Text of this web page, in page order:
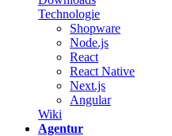
Technologie
Shopware
Node.js
React
React Native
Next.js
Angular
Wiki
Agentur